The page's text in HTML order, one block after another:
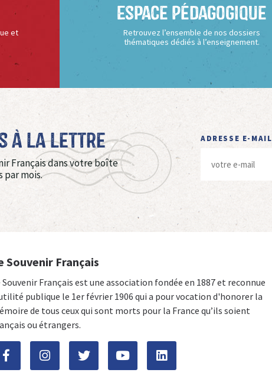
et
Espace Pédagogique
Retrouvez l’ensemble de nos dossiers
thématiques dédiés à l’enseignement.
à La Lettre
Français dans votre boîte
par mois.
ADRESSE E-MAIL
Souvenir Français
Souvenir Français est une association fondée en 1887 et reconnue
publique le 1er février 1906 qui a pour vocation d'honorer la
de tous ceux qui sont morts pour la France qu’ils soient
ou étrangers.